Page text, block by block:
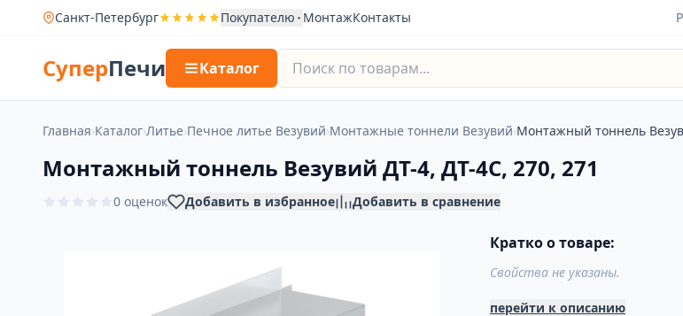
Санкт-Петербург Покупателю МонтажКонтакты
СуперПечи Каталог
Главная›Каталог›Литье›Печное литье Везувий›Монтажные тоннели Везувий›Монтажный тоннель
Монтажный тоннель Везувий ДТ-4, ДТ-4С, 270, 271
0 оценок Добавить в избранное Добавить в сравнение
Кратко о товаре:
Свойства не указаны.
перейти к описанию